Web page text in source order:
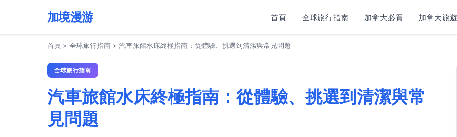
加境漫游 首頁 全球旅行指南 加拿大必買 加拿大旅遊​
首頁 > 全球旅行指南 > 汽車旅館水床終極指南：從體驗、挑選到清潔與常見問題
全球旅行指南
汽車旅館水床終極指南：從體驗、挑選到清潔與常
見問題